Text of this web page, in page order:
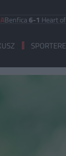
6-1Heart of